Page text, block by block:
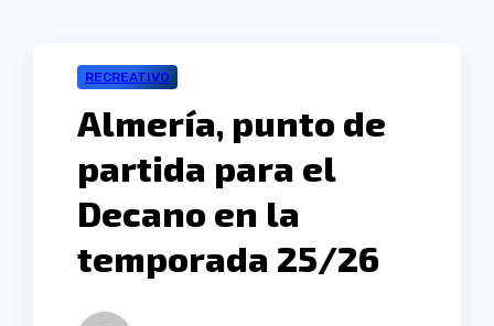
RECREATIVO
Almería, punto de
partida para el
Decano en la
temporada 25/26